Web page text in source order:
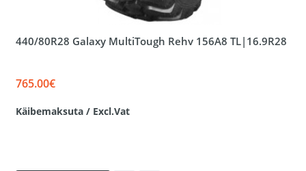
440/80R28 Galaxy MultiTough Rehv 156A8 TL|16.9R28
765.00€
Käibemaksuta / Excl.Vat